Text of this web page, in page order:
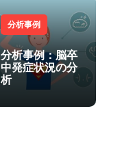
分析事例
分析事例：脳卒
中発症状況の分
析